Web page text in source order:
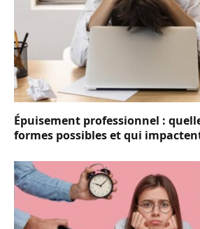
Épuisement professionnel :
formes possibles et qui